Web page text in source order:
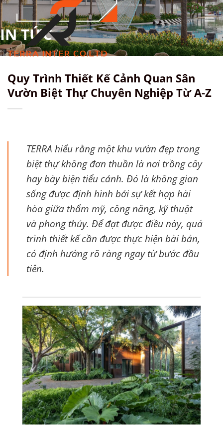
Chuyển
đến
nội
dung TỨC
Quy Trình Thiết Kế Cảnh Quan Sân
Vườn Biệt Thự Chuyên Nghiệp Từ A-Z
TERRA hiểu rằng một khu vườn đẹp trong
biệt thự không đơn thuần là nơi trồng cây
hay bày biện tiểu cảnh. Đó là không gian
sống được định hình bởi sự kết hợp hài
hòa giữa thẩm mỹ, công năng, kỹ thuật
và phong thủy. Để đạt được điều này, quá
trình thiết kế cần được thực hiện bài bản,
có định hướng rõ ràng ngay từ bước đầu
tiên.